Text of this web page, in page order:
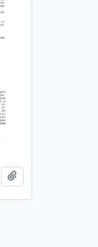
Añadir al portapapeles